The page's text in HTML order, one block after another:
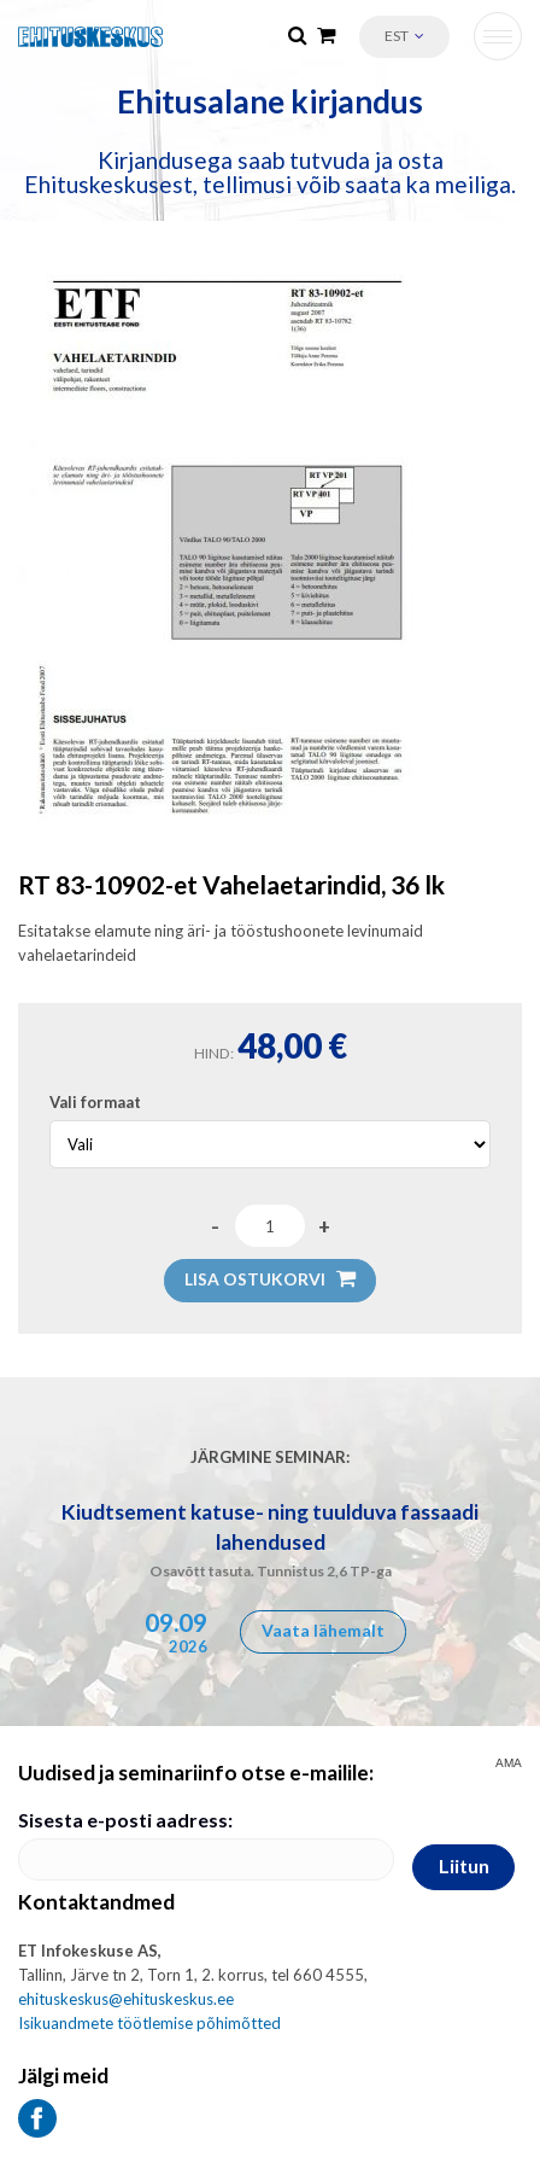
EST
Ehitusalane kirjandus
Kirjandusega saab tutvuda ja osta
Ehituskeskusest, tellimusi võib saata ka meiliga.
RT 83-10902-et Vahelaetarindid, 36 lk
Esitatakse elamute ning äri- ja tööstushoonete levinumaid
vahelaetarindeid
HIND: 48,00€
Vali formaat
LISA OSTUKORVI
JÄRGMINE SEMINAR:
Kiudtsement katuse- ning tuulduva fassaadi
lahendused
Osavõtt tasuta. Tunnistus 2,6 TP-ga
09.09
2026
Vaata lähemalt
Uudised ja seminariinfo otse e-mailile:
Sisesta e-posti aadress:
Liitun
Kontaktandmed
ET Infokeskuse AS,
Tallinn, Järve tn 2, Torn 1, 2. korrus, tel 660 4555,
ehituskeskus@ehituskeskus.ee
Isikuandmete töötlemise põhimõtted
Jälgi meid
AMA